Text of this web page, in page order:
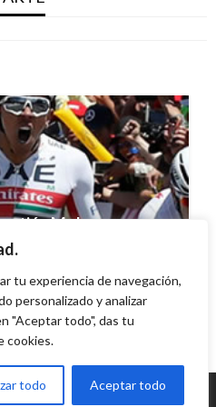
tu experiencia de navegación,
personalizado y analizar
"Aceptar todo", das tu
cookies.
todo Aceptar todo
Alonso
Molano
UAE
2020